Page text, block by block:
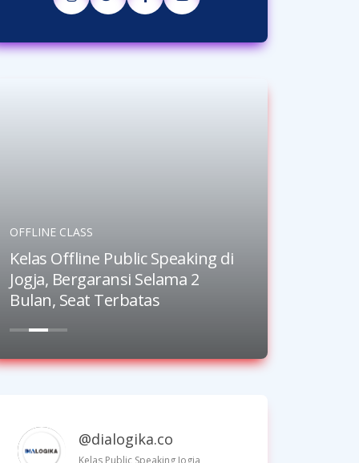
OFFLINE CLASS
Kelas Offline Public Speaking di
Jogja, Bergaransi Selama 2
Bulan, Seat Terbatas
@dialogika.co
Kelas Public Speaking Jogja